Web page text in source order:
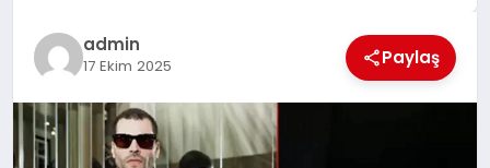
DÜNYA
EKONOMI
admin
17 Ekim 2025 Paylaş